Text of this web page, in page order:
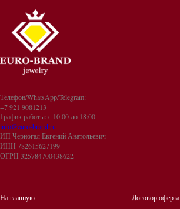
Телефон/WhatsApp/Telegram:
+7 921 9081213
График работы: с 10:00 до 18:00
info@euro-brand.ru
ИП Черногал Евгений Анатольевич
ИНН 782615627199
ОГРН 325784700438622
На главную Договор оферта